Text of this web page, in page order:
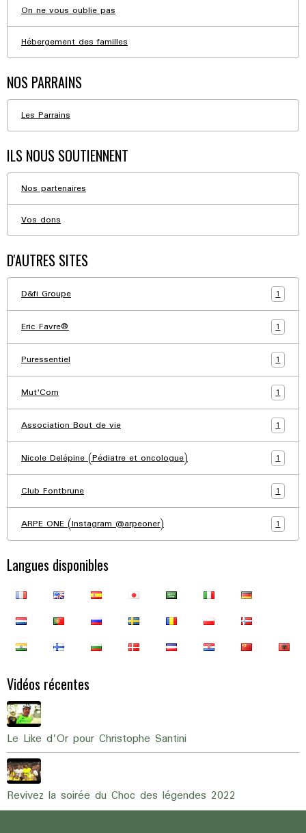
On ne vous oublie pas
Hébergement des familles
NOS PARRAINS
Les Parrains
ILS NOUS SOUTIENNENT
Nos partenaires
Vos dons
D'AUTRES SITES
D&fi Groupe 1
Eric Favre® 1
Puressentiel 1
Mut'Com 1
Association Bout de vie 1
Nicole Delépine (Pédiatre et oncologue) 1
Club Fontbrune 1
ARPE ONE (Instagram @arpeoner) 1
Langues disponibles
Vidéos récentes
Le Like d'Or pour Christophe Santini
Revivez la soirée du Choc des légendes 2022